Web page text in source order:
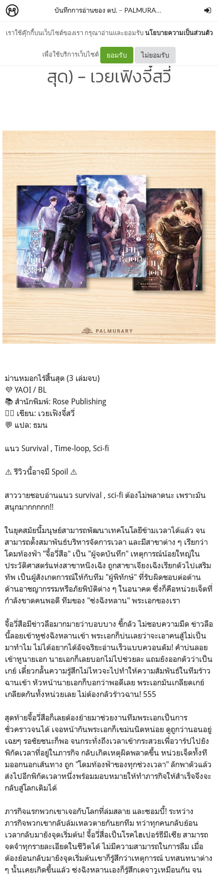
เราใช้คุ๊กกี้บนเว็บไซต์ของเรา กรุณาอ่านและยอมรับนโยบายความเป็นส่วนตัว
เพื่อใช้บริการเว็บไซต์ ยอมรับ ไม่ยอมรับ
บันทึกการอ่านของ ตป. – PALMURARY
[YAOI/BL] ม่านหมอก (ไร้สิ้น
สุด) - เวยเฟิงจี๋สวี่
ม่านหมอกไร้สิ้นสุด (3 เล่มจบ)
💜 YAOI / BL
📚 สำนักพิมพ์: Rose Publishing
✍🏻 เขียน: เวยเฟิงจี๋สวี่
💬 แปล: ธมน
แนว Survival , Time-loop, Sci-fi
⚠️ รีวิวนี้อาจมี Spoil ⚠️
สาววายชอบอ่านแนว survival , sci-fi ต้องไม่พลาดนะ เพราะมัน
สนุกมากกกกก!!
ในยุคสมัยนี้มนุษย์สามารถพัฒนาเทคโนโลยีข้ามเวลาได้แล้ว จน
สามารถตั้งสมาพันธ์บริหารจัดการเวลา และมีสาขาต่าง ๆ เรียกว่า
โดมท้องฟ้า "จี้อวี่สือ" เป็น "ผู้จดบันทึก" เหตุการณ์น้อยใหญ่ใน
ประวัติศาสตร์แห่งสาขาหนิงเฉิง ถูกสาขาเจียงเฉิงเรียกตัวไปเสริม
ทัพ เป็นผู้สังเกตการณ์ให้กับทีม "ผู้พิทักษ์" ที่รับผิดชอบต่อต้าน
ด้านอาชญากรรมหรือภัยพิบัติต่าง ๆ ในอนาคต ซึ่งก็คือหน่วยเจ็ดที่
กำลังขาดคนพอดี ทีมของ "ซ่งฉิงหลาน" พระเอกของเรา
จี้อวี่สือมีข่าวลือมากมายว่าบอบบาง ขี้กลัว ไม่ชอบความมืด ข่าวลือ
นี้ลอยเข้าหูซ่งฉิงหลานเข้า พระเอกก็บ่นเลยว่าจะเอาคนสู้ไม่เป็น
มาทำไม ไม่ได้อยากได้อัจฉริยะอ่านเร็วแบบควอนตัม! คำบ่นลอย
เข้าหูนายเอก นายเอกก็เลยบอกไม่ไปช่วยละ แถมยังออกตัวว่าเป็น
เกย์ เดี๋ยวกลั้นความรู้สึกไม่ไหวจะไปทำให้ความสัมพันธ์ในทีมร้าว
ฉานเข้า หัวหน้านายเอกก็บอกว่าพอดีเลย พระเอกมันเกลียดเกย์
เกลียดกันทั้งหน่วยเลย ไม่ต้องกลัวร้าวฉาน! 555
สุดท้ายจี้อวี่สือก็เลยต้องย้ายมาช่วยงานทีมพระเอกเป็นการ
ชั่วคราวจนได้ เจอหน้ากันพระเอกก็เขม่นนิดหน่อย ดูถูกว่านอนอยู่
เฉยๆ รอชัยชนะก็พอ จนกระทั่งถึงเวลาเข้ากระสวยเพื่อวาร์ปไปยัง
พิกัดเวลาที่อยู่ในภารกิจ กลับเกิดเหตุผิดพลาดขึ้น หน่วยเจ็ดทั้งที
มออกนอกเส้นทาง ถูก "โดมท้องฟ้าของทุกช่วงเวลา" ลักพาตัวแล้ว
ส่งไปอีกพิกัดเวลาหนึ่งพร้อมมอบหมายให้ทำภารกิจให้สำเร็จจึงจะ
กลับสู่โลกเดิมได้
ภารกิจแรกพวกเขาเจอกับโลกที่ล่มสลาย และซอมบี้! ระหว่าง
ภารกิจพวกเขากลับล้มเหลวตายกันยกทีม ทว่าทุกคนกลับย้อน
เวลากลับมายังจุดเริ่มต้น! จี้อวี่สื่อเป็นโรคไฮเปอร์ธีมีเซีย สามารถ
จดจำทุกรายละเอียดในชีวิตได้ ไม่มีความสามารถในการลืม เมื่อ
ต้องย้อนกลับมายังจุดเริ่มต้นเขาก็รู้สึกว่าเหตุการณ์ บทสนทนาต่าง
ๆ นั้นเคยเกิดขึ้นแล้ว ซ่งฉิงหลานเองก็รู้สึกเดจาวูเหมือนกัน จน